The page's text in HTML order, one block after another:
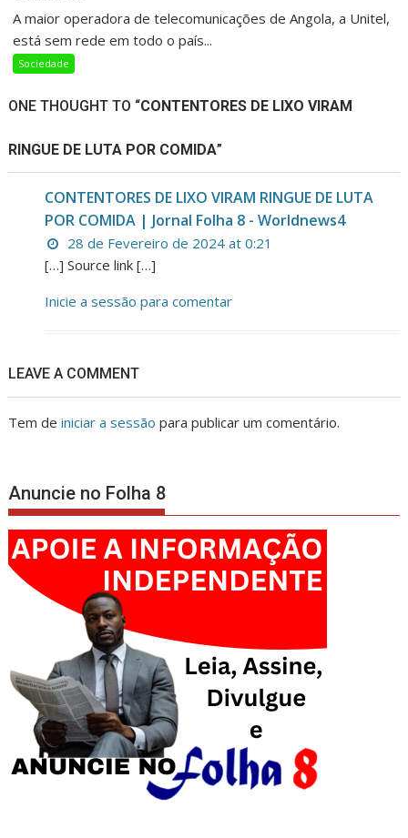
A maior operadora de telecomunicações de Angola, a Unitel,
está sem rede em todo o país...
Sociedade
ONE THOUGHT TO “CONTENTORES DE LIXO VIRAM
RINGUE DE LUTA POR COMIDA”
CONTENTORES DE LIXO VIRAM RINGUE DE LUTA
POR COMIDA | Jornal Folha 8 - Worldnews4
28 de Fevereiro de 2024 at 0:21
[…] Source link […]
Inicie a sessão para comentar
LEAVE A COMMENT
Tem deiniciar a sessão para publicar um comentário.
Anuncie no Folha 8